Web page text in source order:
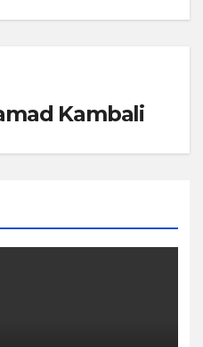
Kambali